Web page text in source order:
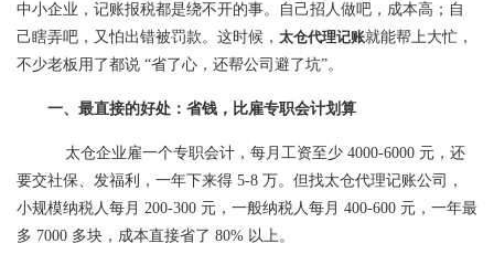
中小企业，记账报税都是绕不开的事。自己招人做吧，成本高；自
己瞎弄吧，又怕出错被罚款。这时候， 太仓代理记账就能帮上大忙，
不少老板用了都说 “省了心，还帮公司避了坑”。
一、最直接的好处：省钱，比雇专职会计划算
太仓企业雇一个专职会计，每月工资至少 4000-6000 元，还
要交社保、发福利，一年下来得 5-8 万。但找太仓代理记账公司，
小规模纳税人每月 200-300 元，一般纳税人每月 400-600 元，一年最
多 7000 多块，成本直接省了 80% 以上。